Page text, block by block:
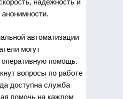
надёжность и
автоматизации
могут
оперативную помощь.
вопросы по работе
доступна служба
помочь на каждом